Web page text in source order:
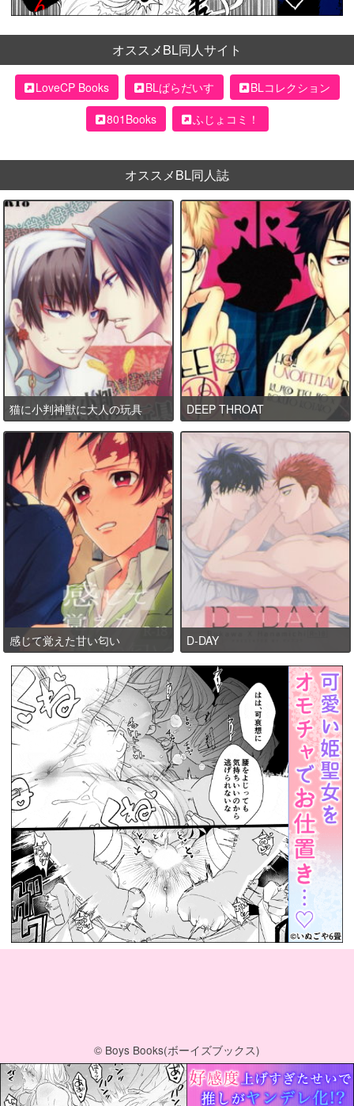
オススメBL同人サイト
LoveCP Books BLぱらだいす
BLコレクション
801Books
ふじょコミ！
オススメBL同人誌
猫に小判神獣に大人の玩具 DEEP THROAT
感じて覚えた甘い匂い D-DAY
© Boys Books(ボーイズブックス)